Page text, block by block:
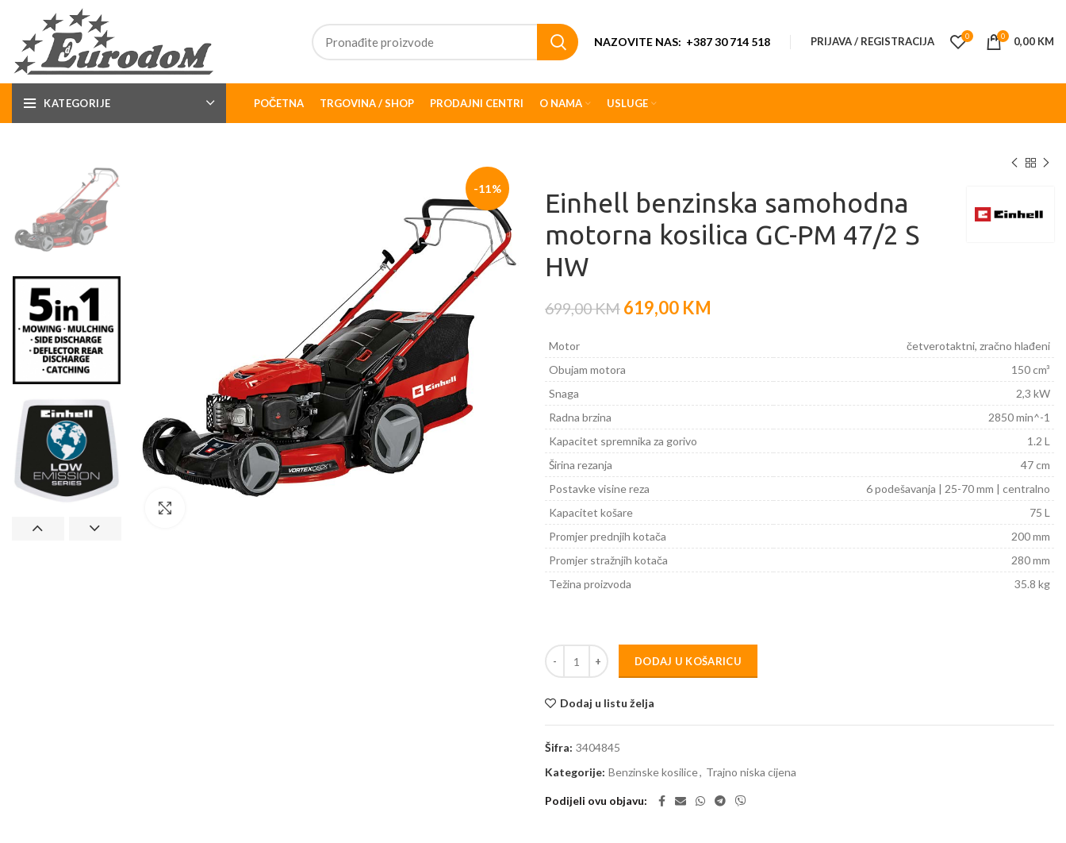
NAZOVITE NAS: +387 30 714 518 PRIJAVA / REGISTRACIJA 0 0 0,00 KM
KATEGORIJE POČETNA TRGOVINA / SHOP PRODAJNI CENTRI O NAMA USLUGE
-11%
Einhell benzinska samohodna
motorna kosilica GC-PM 47/2 S
HW
699,00KM 619,00 KM
Motor
četverotaktni, zračno hlađeni
Obujam motora
150 cm³
Snaga
2,3 kW
Radna brzina
2850 min^-1
Kapacitet spremnika za gorivo
1.2 L
Širina rezanja
47 cm
Postavke visine reza
6 podešavanja | 25-70 mm | centralno
Kapacitet košare
75 L
Promjer prednjih kotača
200 mm
Promjer stražnjih kotača
280 mm
Težina proizvoda
35.8 kg
DODAJ U KOŠARICU
Dodaj u listu želja
Šifra: 3404845
Kategorije: Benzinske kosilice, Trajno niska cijena
Podijeli ovu objavu